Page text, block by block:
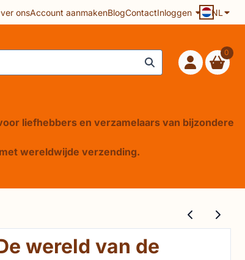
onsAccount aanmakenBlogContactInloggen NL
0
liefhebbers en verzamelaars van bijzondere
wereldwijde verzending.
wereld van de